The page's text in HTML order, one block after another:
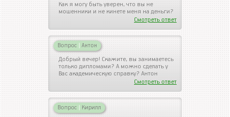
Как я могу быть уверен, что вы не
мошенники и не кинете меня на деньги?
Смотреть ответ
Вопрос | Антон
Добрый вечер! Скажите, вы занимаетесь
только дипломами? А можно сделать у
Вас академическую справку? Антон
Смотреть ответ
Вопрос | Кирилл